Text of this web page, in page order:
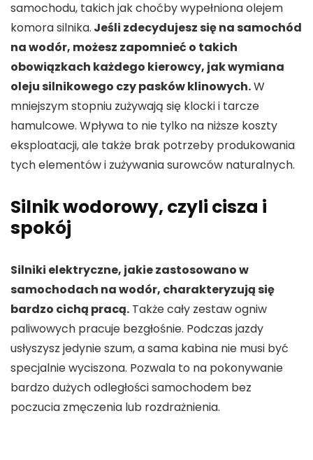
samochodu, takich jak choćby wypełniona olejem
komora silnika. Jeśli zdecydujesz się na samochód
na wodór, możesz zapomnieć o takich
obowiązkach każdego kierowcy, jak wymiana
oleju silnikowego czy pasków klinowych.W
mniejszym stopniu zużywają się klocki i tarcze
hamulcowe. Wpływa to nie tylko na niższe koszty
eksploatacji, ale także brak potrzeby produkowania
tych elementów i zużywania surowców naturalnych.
Silnik wodorowy, czyli cisza i
spokój
Silniki elektryczne, jakie zastosowano w
samochodach na wodór, charakteryzują się
bardzo cichą pracą. Także cały zestaw ogniw
paliwowych pracuje bezgłośnie. Podczas jazdy
usłyszysz jedynie szum, a sama kabina nie musi być
specjalnie wyciszona. Pozwala to na pokonywanie
bardzo dużych odległości samochodem bez
poczucia zmęczenia lub rozdrażnienia.